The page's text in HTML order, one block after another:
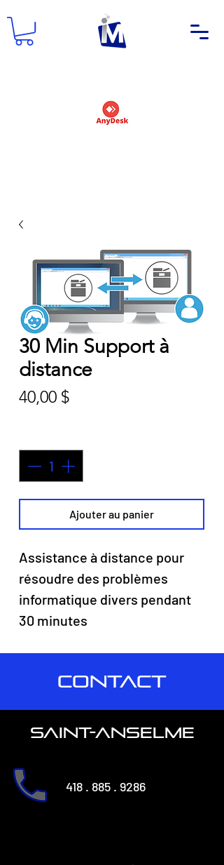
30 Min Support à
distance
40,00 $Prix
Ajouter au panier
Assistance à distance pour
résoudre des problèmes
informatique divers pendant
30 minutes
CONTACT
saint-anselme
418 . 885 . 9286